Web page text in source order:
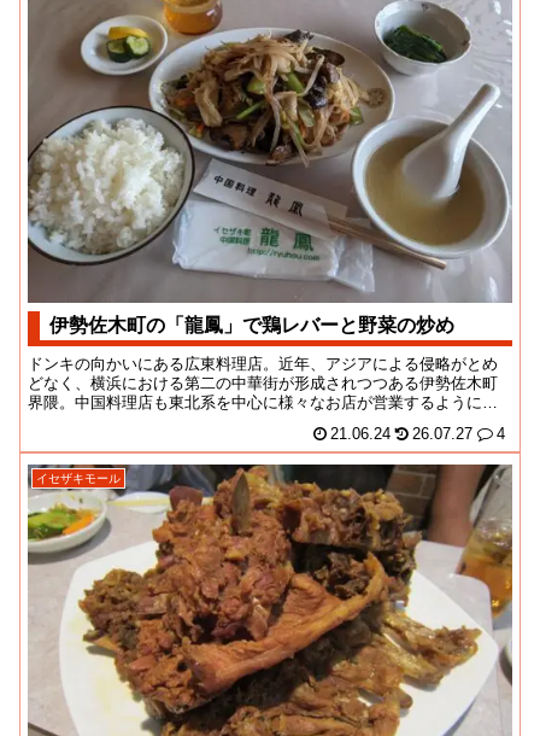
伊勢佐木町の「龍鳳」で鶏レバーと野菜の炒め
ドンキの向かいにある広東料理店。近年、アジアによる侵略がとめ
どなく、横浜における第二の中華街が形成されつつある伊勢佐木町
界隈。中国料理店も東北系を中心に様々なお店が営業するようにな
21.06.24 26.07.27 4
イセザキモール